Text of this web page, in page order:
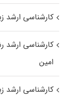
کارشناسی ارشد
کارشناسی ارشد
اﻣﻴﻦ
کارشناسی ارشد